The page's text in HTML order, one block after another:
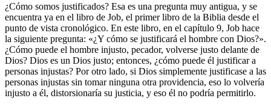
¿Cómo somos justificados? Esa es una pregunta muy antigua, y se
encuentra ya en el libro de Job, el primer libro de la Biblia desde el
punto de vista cronológico. En este libro, en el capítulo 9, Job hace
la siguiente pregunta: «¿Y cómo se justificará el hombre con Dios?».
¿Cómo puede el hombre injusto, pecador, volverse justo delante de
Dios? Dios es un Dios justo; entonces, ¿cómo puede él justificar a
personas injustas? Por otro lado, si Dios simplemente justificase a las
personas injustas sin tomar ninguna otra providencia, eso lo volvería
injusto a él, distorsionaría su justicia, y eso él no podría permitirlo.